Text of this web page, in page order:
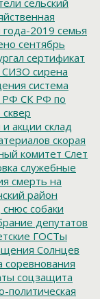
2019 семья
сентябрь
сертификат
СИЗО сирена
система
РФ СК РФ по
сквер
и акции склад
скорая
комитет Слет
служебные
смерть на
район
снюс собаки
депутатов
ГОСТы
Солнцев
соревнования
соцзащита
политическая